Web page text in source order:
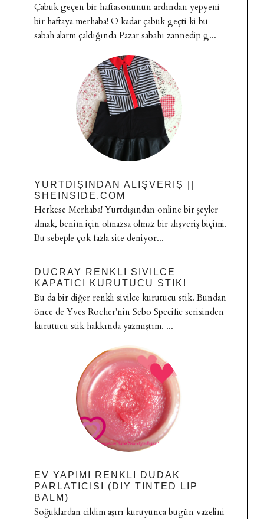
Çabuk geçen bir haftasonunun ardından yepyeni
bir haftaya merhaba! O kadar çabuk geçti ki bu
sabah alarm çaldığında Pazar sabahı zannedip g...
YURTDIŞINDAN ALIŞVERIŞ ||
SHEINSIDE.COM
Herkese Merhaba! Yurtdışından online bir şeyler
almak, benim için olmazsa olmaz bir alışveriş biçimi.
Bu sebeple çok fazla site deniyor...
DUCRAY RENKLI SIVILCE
KAPATICI KURUTUCU STIK!
Bu da bir diğer renkli sivilce kurutucu stik. Bundan
önce de Yves Rocher'nin Sebo Specific serisinden
kurutucu stik hakkında yazmıştım. ...
EV YAPIMI RENKLI DUDAK
PARLATICISI (DIY TINTED LIP
BALM)
Soğuklardan cildim aşırı kuruyunca bugün vazelini